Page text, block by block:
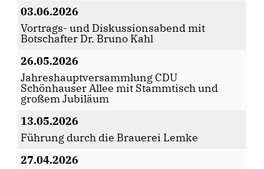
03.06.2026
Vortrags- und Diskussionsabend mit
Botschafter Dr. Bruno Kahl
26.05.2026
Jahreshauptversammlung CDU
Schönhauser Allee mit Stammtisch und
großem Jubiläum
13.05.2026
Führung durch die Brauerei Lemke
27.04.2026